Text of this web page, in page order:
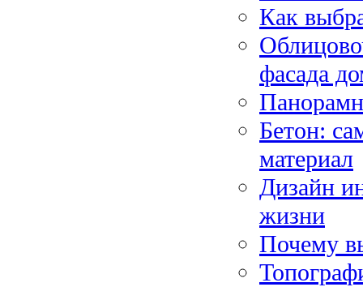
Как
фасада
Бетон:
материал
Дизайн
жизни
Почему